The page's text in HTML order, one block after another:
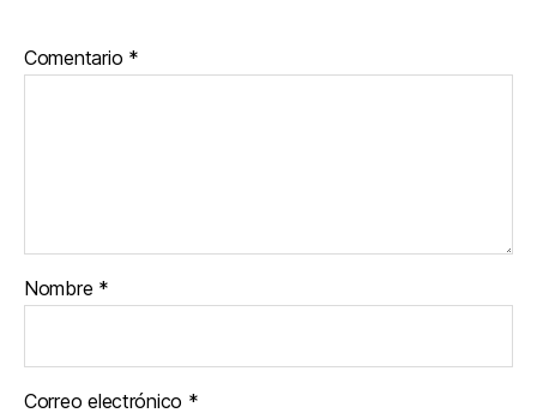
Comentario *
Nombre *
Correo electrónico *